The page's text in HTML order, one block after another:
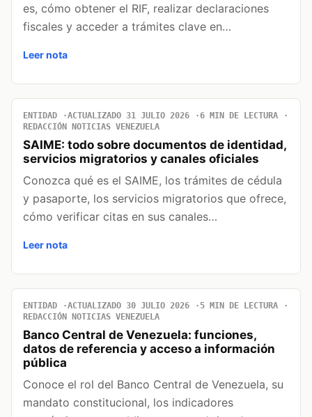
es, cómo obtener el RIF, realizar declaraciones
fiscales y acceder a trámites clave en…
Leer nota
ENTIDAD ACTUALIZADO 31 JULIO 2026
6 MIN DE LECTURA
REDACCIÓN NOTICIAS VENEZUELA
SAIME: todo sobre documentos de identidad,
servicios migratorios y canales oficiales
Conozca qué es el SAIME, los trámites de cédula
y pasaporte, los servicios migratorios que ofrece,
cómo verificar citas en sus canales…
Leer nota
ENTIDAD ACTUALIZADO 30 JULIO 2026
5 MIN DE LECTURA
REDACCIÓN NOTICIAS VENEZUELA
Banco Central de Venezuela: funciones,
datos de referencia y acceso a información
pública
Conoce el rol del Banco Central de Venezuela, su
mandato constitucional, los indicadores